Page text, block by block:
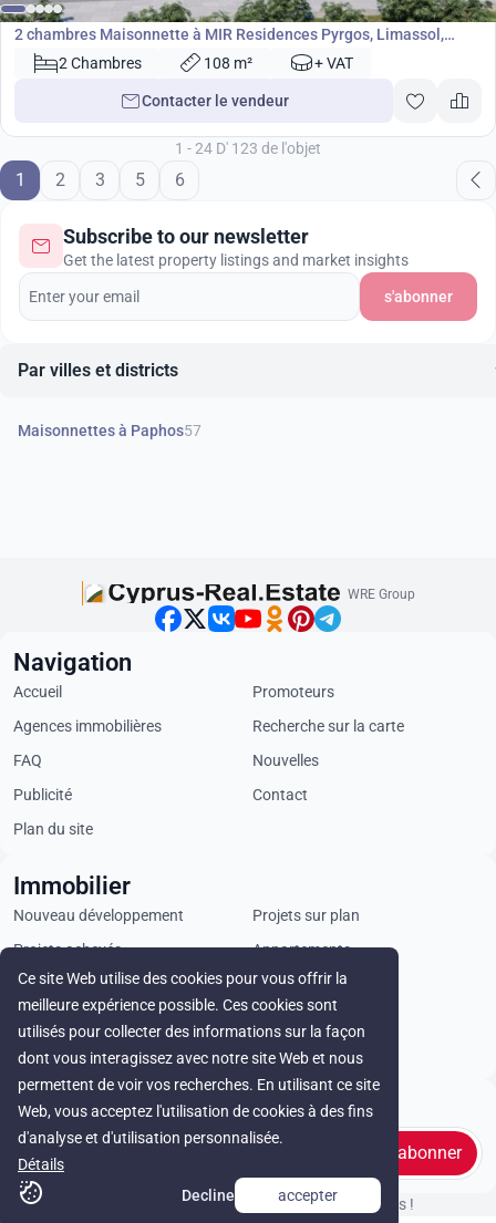
Maisonnette
2 chambres Maisonnette à MIR Residences Pyrgos, Limassol,
Chypre No. 24578
2 Chambres 108 m² + VAT
Contacter le vendeur
1 - 24 D' 123 de l'objet
1 2 3 5 6
Subscribe to our newsletter
Get the latest property listings and market insights
s'abonner
Par villes et districts
Maisonnettes à Paphos57
Ce site Web utilise des cookies pour vous offrir la
meilleure expérience possible. Ces cookies sont
utilisés pour collecter des informations sur la façon
dont vous interagissez avec notre site Web et nous
permettent de voir vos recherches. En utilisant ce site
Web, vous acceptez l'utilisation de cookies à des fins
d'analyse et d'utilisation personnalisée.
Détails
Decline
accepter
WRE Group
Stay in touch
s'abonner
Navigation
Accueil
Promoteurs
Agences immobilières
Recherche sur la carte
FAQ
Nouvelles
Publicité
Contact
Plan du site
Immobilier
Nouveau développement
Projets sur plan
Projets achevés
Appartements
Penthouses
Villas
Propriétés commerciales
Loyer
© Cyprus Realestate 2026. Tous droits réservés !